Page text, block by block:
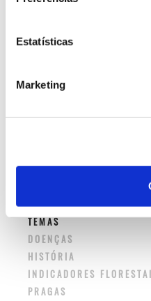
Estatísticas
Marketing
mostra que, desde
tem vindo a aumentar,
As pragas e doenças
cerca de 30% dos danos
Artigo de setembro de
TEMAS
DOENÇAS
HISTÓRIA
INDICADORES
PRAGAS